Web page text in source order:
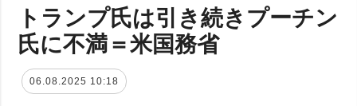
全てのトピック
被占領地
ウクルインフォ
トランプ氏は引き続きプーチン
氏に不満＝米国務省
06.08.2025 10:18